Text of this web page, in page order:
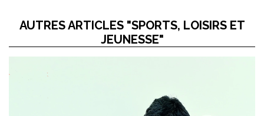
AUTRES ARTICLES "SPORTS, LOISIRS ET
JEUNESSE"